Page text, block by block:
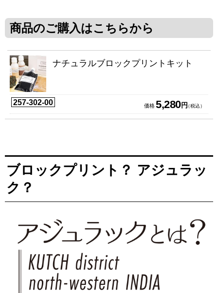
商品のご購入はこちらから
ナチュラルブロックプリントキット
257-302-00 価格5,280円（税込）
ブロックプリント？ アジュラッ
ク？